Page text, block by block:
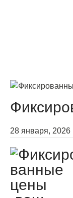
28 января, 2026